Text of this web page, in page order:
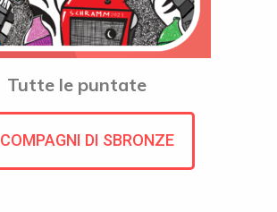
Tutte le puntate
COMPAGNI DI SBRONZE